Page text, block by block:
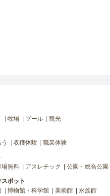
牧場 プール 観光
収穫体験 職業体験
場無料 アスレチック 公園・総合公園
ポット
博物館・科学館 美術館 水族館